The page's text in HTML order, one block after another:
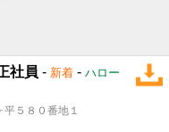
社員 - 新着 - ハロー
５８０番地１